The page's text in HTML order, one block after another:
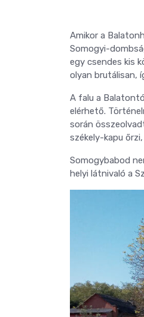
Amikor a
Somogyi-
egy csendes kis
olyan brutálisan,
A falu a
elérhető.
során
székely-kapu
Somogybabod
helyi látnivaló a